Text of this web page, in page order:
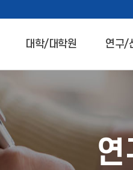
대학/대학원 연구/